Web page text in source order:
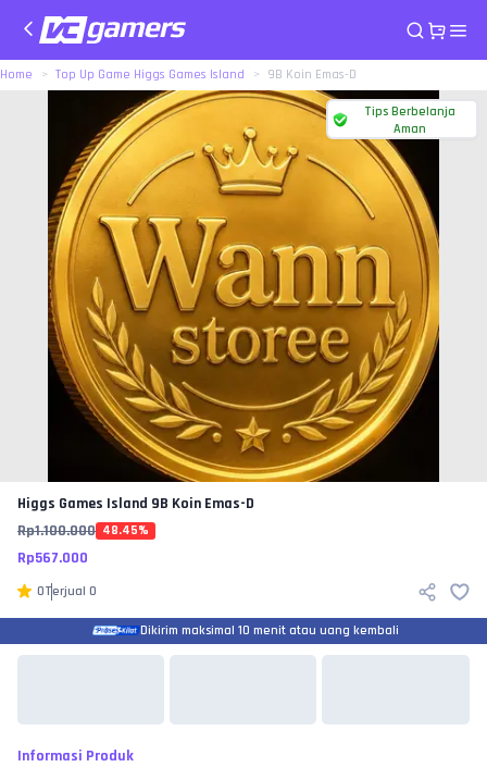
Home Top Up Game Higgs Games Island 9B Koin Emas-D
Tips Berbelanja
Aman
Higgs Games Island 9B Koin Emas-D
Rp1.100.000 48.45%
Rp567.000
0Terjual 0
Dikirim maksimal 10 menit atau uang kembali
Informasi Produk